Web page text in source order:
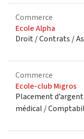
Commerce
Ecole Alpha
Droit / Contrats /
Commerce
Ecole-club Migros
Placement
médical /